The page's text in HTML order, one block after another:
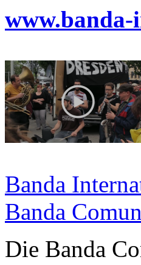
Banda
Banda
Die Banda